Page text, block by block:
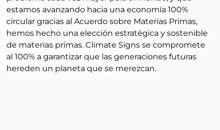
estamos avanzando hacia una economía 100%
circular gracias al Acuerdo sobre Materias Primas,
hemos hecho una elección estratégica y sostenible
de materias primas. Climate Signs se compromete
al 100% a garantizar que las generaciones futuras
hereden un planeta que se merezcan.